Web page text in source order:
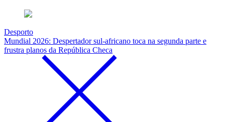
Desporto
Mundial 2026: Despertador sul-africano toca na segunda parte e
frustra planos da República Checa